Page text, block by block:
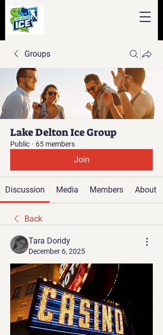
Groups
Lake Delton Ice Group
Public · 65 members
Join
Discussion Media Members About
Back
Tara Doridy
December 6, 2025